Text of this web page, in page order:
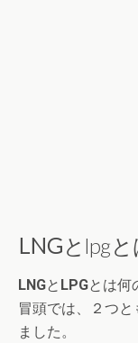
LNGとlpg
LNGと LPGとは何
冒頭では、２つ
ました。